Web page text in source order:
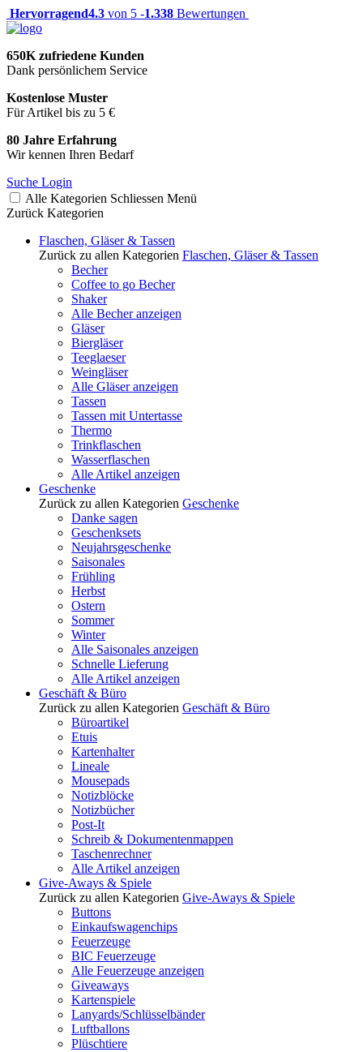
Hervorragend4.3 von 5 -1.338 Bewertungen
650K zufriedene Kunden
Dank persönlichem Service
Kostenlose Muster
Für Artikel bis zu 5 €
80 Jahre Erfahrung
Wir kennen Ihren Bedarf
Suche Login
Alle Kategorien Schliessen Menü
Zurück Kategorien
Flaschen, Gläser & Tassen
Zurück zu allen Kategorien Flaschen, Gläser & Tassen
Becher
Coffee to go Becher
Shaker
Alle Becher anzeigen
Gläser
Biergläser
Teeglaeser
Weingläser
Alle Gläser anzeigen
Tassen
Tassen mit Untertasse
Thermo
Trinkflaschen
Wasserflaschen
Alle Artikel anzeigen
Geschenke
Zurück zu allen Kategorien Geschenke
Danke sagen
Geschenksets
Neujahrsgeschenke
Saisonales
Frühling
Herbst
Ostern
Sommer
Winter
Alle Saisonales anzeigen
Schnelle Lieferung
Alle Artikel anzeigen
Geschäft & Büro
Zurück zu allen Kategorien Geschäft & Büro
Büroartikel
Etuis
Kartenhalter
Lineale
Mousepads
Notizblöcke
Notizbücher
Post-It
Schreib & Dokumentenmappen
Taschenrechner
Alle Artikel anzeigen
Give-Aways & Spiele
Zurück zu allen Kategorien Give-Aways & Spiele
Buttons
Einkaufswagenchips
Feuerzeuge
BIC Feuerzeuge
Alle Feuerzeuge anzeigen
Giveaways
Kartenspiele
Lanyards/Schlüsselbänder
Luftballons
Plüschtiere